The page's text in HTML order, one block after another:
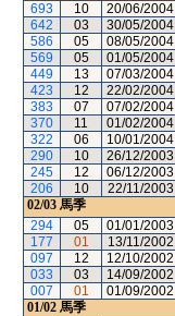
693
10 20/06/2004
642
03 30/05/2004
586
05 08/05/2004
569
05 01/05/2004
449
13 07/03/2004
423
12 22/02/2004
383
07 07/02/2004
370
11 01/02/2004
322
06 10/01/2004
290
10 26/12/2003
245
12 06/12/2003
206
10 22/11/2003
02/03 馬季
294
05 01/01/2003
177
01 13/11/2002
097
12 12/10/2002
033
03 14/09/2002
007
01 01/09/2002
01/02 馬季